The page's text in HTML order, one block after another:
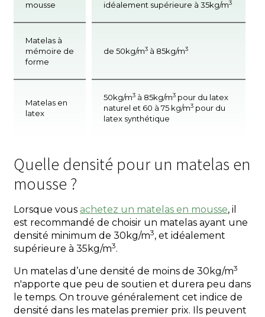
mousse idéalement supérieure à 35kg/m3
Matelas à
mémoire de
forme
de 50kg/m3 à 85kg/m3
Matelas en
latex
50kg/m3 à 85kg/m3 pour du latex
naturel et 60 à 75 kg/m3 pour du
latex synthétique
Quelle densité pour un matelas en
mousse ?
Lorsque vous achetez un matelas en mousse, il
est recommandé de choisir un matelas ayant une
densité minimum de 30kg/m3, et idéalement
supérieure à 35kg/m3.
Un matelas d’une densité de moins de 30kg/m3
n'apporte que peu de soutien et durera peu dans
le temps. On trouve généralement cet indice de
densité dans les matelas premier prix. Ils peuvent